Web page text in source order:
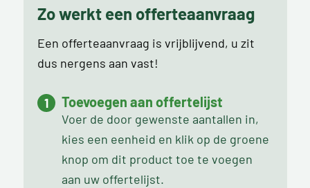
Zo werkt een offerteaanvraag
Een offerteaanvraag is vrijblijvend, u zit
dus nergens aan vast!
Toevoegen aan offertelijst
Voer de door gewenste aantallen in,
kies een eenheid en klik op de groene
knop om dit product toe te voegen
aan uw offertelijst.